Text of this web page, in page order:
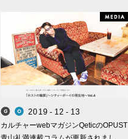
Smappa! Group
OPUST
20 19 - 12 - 13
カルチャーwebマガジンQeticのOPUST